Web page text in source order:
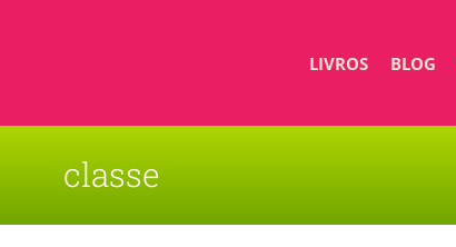
LIVROS BLOG
classe